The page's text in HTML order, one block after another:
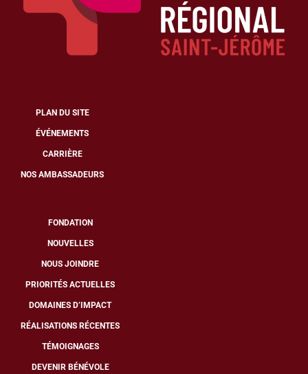
PLAN DU SITE
ÉVÉNEMENTS
CARRIÈRE
NOS AMBASSADEURS
FONDATION
NOUVELLES
NOUS JOINDRE
PRIORITÉS ACTUELLES
DOMAINES D’IMPACT
RÉALISATIONS RÉCENTES
TÉMOIGNAGES
DEVENIR BÉNÉVOLE